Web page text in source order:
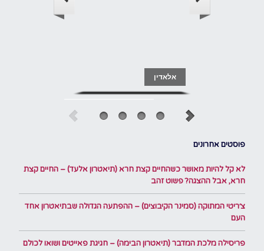
אלאדין
פוסטים אחרונים
לא קל להיות מאושר כשהחיים קצת חרא (תיאטרון אלעד) – החיים קצת
חרא, אבל ההצגה? פשוט זהב
צ׳ריטי המתוקה (סמינר הקיבוצים) – ההפתעה הגדולה שבתיאטרון אחד
העם
פריסילה מלכת המדבר (תיאטרון הבימה) – חגיגת פאייטים ושואו לכולם